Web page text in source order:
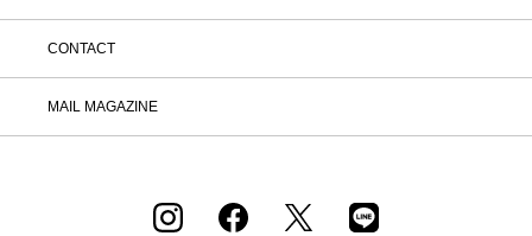
CONTACT
MAIL MAGAZINE